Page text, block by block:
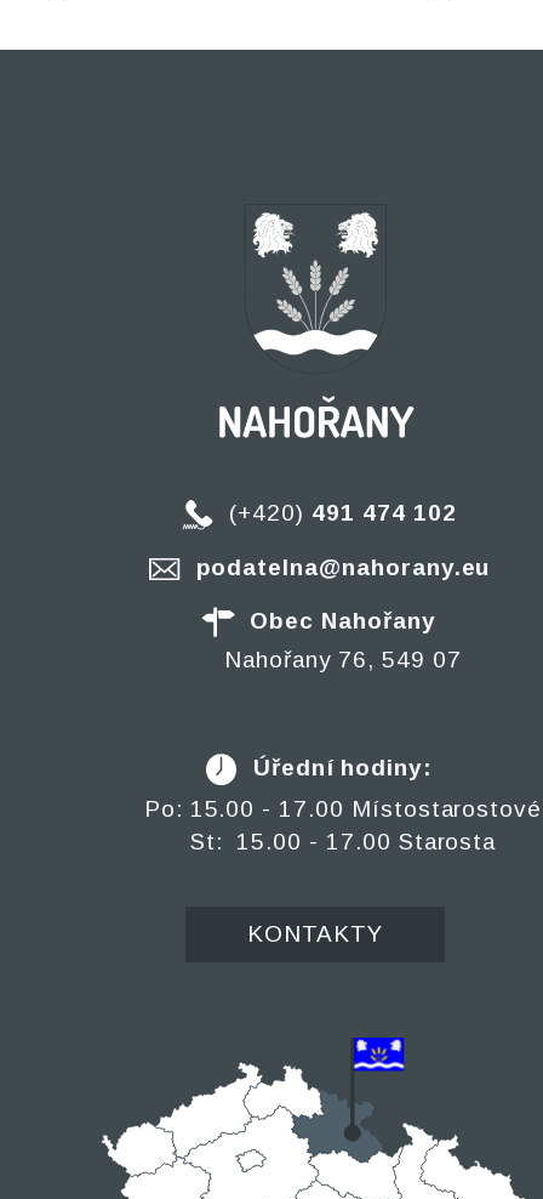
(+420) 491 474 102
podatelna@nahorany.eu
Obec Nahořany
Nahořany 76, 549 07
Úřední hodiny:
Po: 15.00 - 17.00 Místostarostové
St: 15.00 - 17.00 Starosta
KONTAKTY